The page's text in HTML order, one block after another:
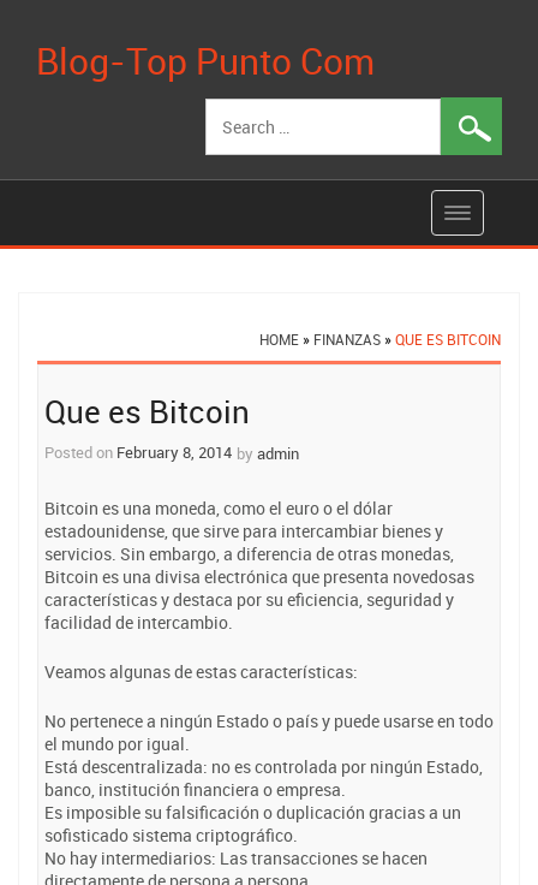
Blog-Top Punto Com
for:
HOME » FINANZAS »QUE ES BITCOIN
Que es Bitcoin
Posted on February 8, 2014 by admin
Bitcoin es una moneda, como el euro o el dólar
estadounidense, que sirve para intercambiar bienes y
servicios. Sin embargo, a diferencia de otras monedas,
Bitcoin es una divisa electrónica que presenta novedosas
características y destaca por su eficiencia, seguridad y
facilidad de intercambio.
Veamos algunas de estas características:
No pertenece a ningún Estado o país y puede usarse en todo
el mundo por igual.
Está descentralizada: no es controlada por ningún Estado,
banco, institución financiera o empresa.
Es imposible su falsificación o duplicación gracias a un
sofisticado sistema criptográfico.
No hay intermediarios: Las transacciones se hacen
navigation